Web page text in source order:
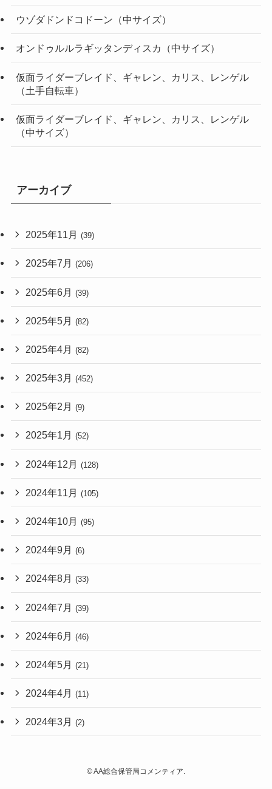
ウゾダドンドコドーン（中サイズ）
オンドゥルルラギッタンディスカ（中サイズ）
仮面ライダーブレイド、ギャレン、カリス、レンゲル
（土手自転車）
仮面ライダーブレイド、ギャレン、カリス、レンゲル
（中サイズ）
アーカイブ
2025年11月 (39)
2025年7月 (206)
2025年6月 (39)
2025年5月 (82)
2025年4月 (82)
2025年3月 (452)
2025年2月 (9)
2025年1月 (52)
2024年12月 (128)
2024年11月 (105)
2024年10月 (95)
2024年9月 (6)
2024年8月 (33)
2024年7月 (39)
2024年6月 (46)
2024年5月 (21)
2024年4月 (11)
2024年3月 (2)
©AA総合保管局コメンティア.